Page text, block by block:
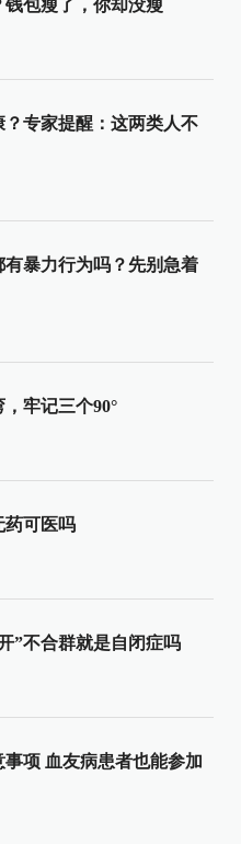
钱包瘦了，你却没瘦
？专家提醒：这两类人不
有暴力行为吗？先别急着
牢记三个90°
药可医吗
”不合群就是自闭症吗
事项 血友病患者也能参加